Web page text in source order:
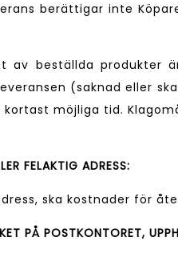
berättigar inte
av beställda produkter
(saknad eller
möjliga tid.
FELAKTIG ADRESS:
ska kostnader för
PÅ POSTKONTORET,